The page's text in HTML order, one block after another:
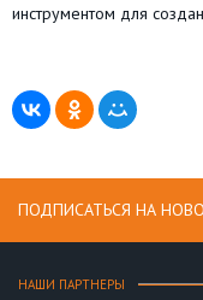
инструментом для
ПОДПИСАТЬСЯ НА
НАШИ ПАРТНЕРЫ